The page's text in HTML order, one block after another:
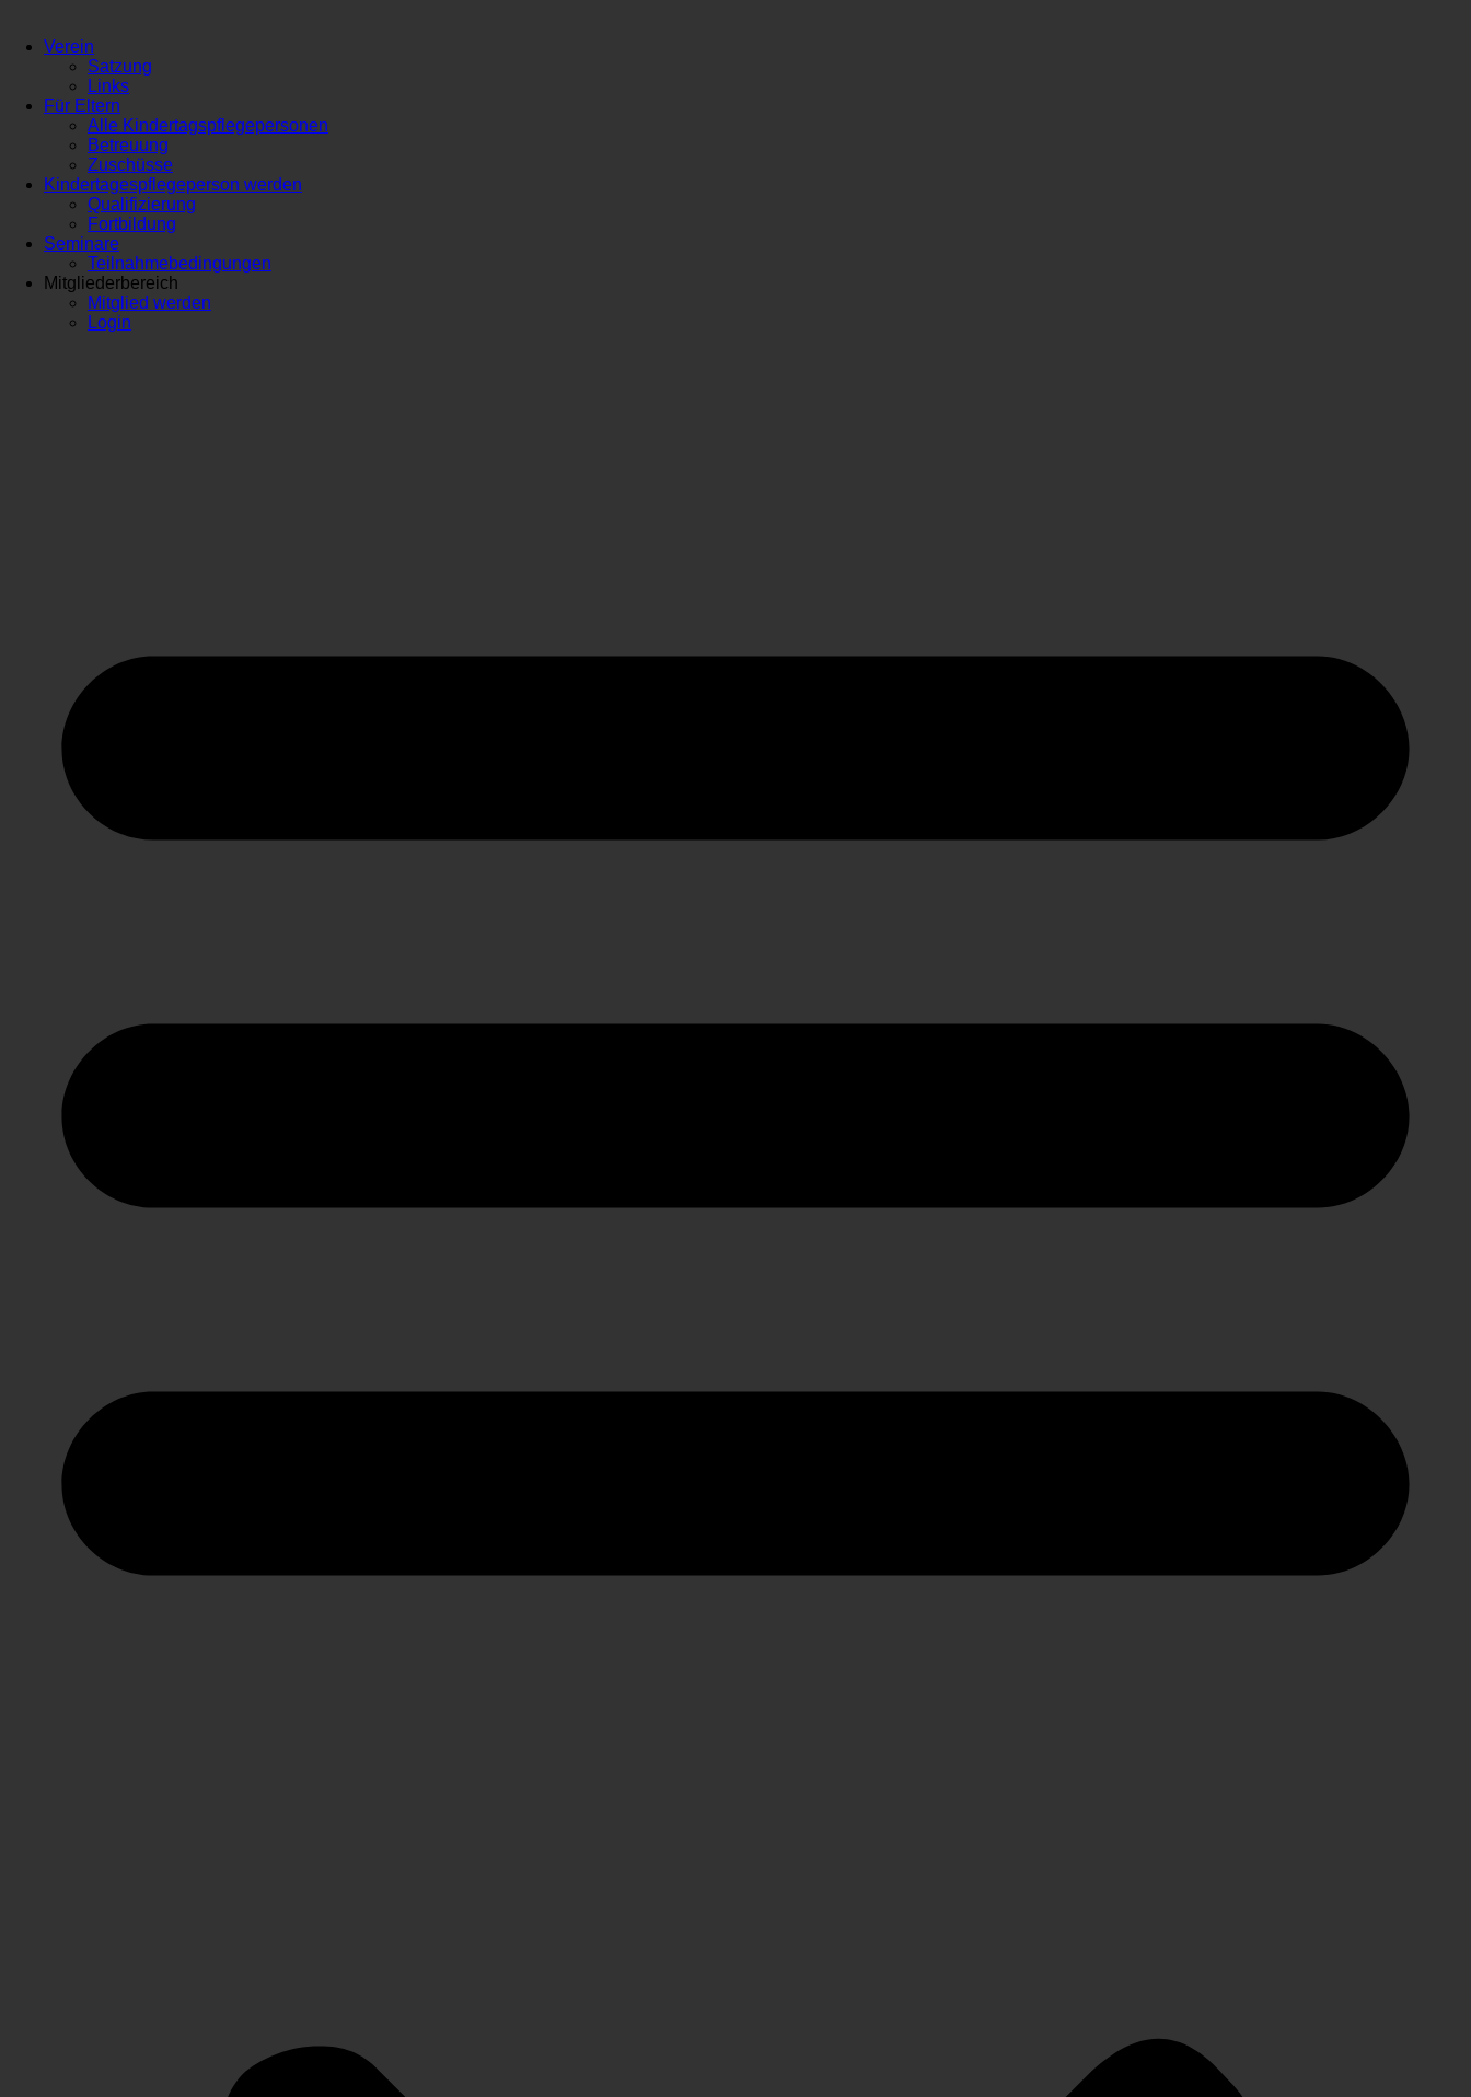
Verein
Satzung
Links
Für Eltern
Alle Kindertagspflegepersonen
Betreuung
Zuschüsse
Kindertagespflegeperson werden
Qualifizierung
Fortbildung
Seminare
Teilnahmebedingungen
Mitgliederbereich
Mitglied werden
Login